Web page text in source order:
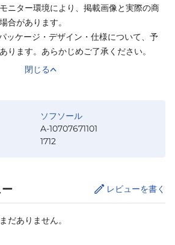
ニター環境により、掲載画像と実際の商
合があります。
ッケージ・デザイン・仕様について、予
ります。あらかじめご了承ください。
閉じる
ソフソール
A-10707671101
1712
レビューを書く
だありません。